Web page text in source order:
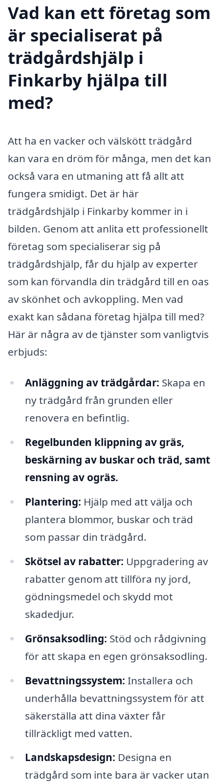
Vad kan ett företag som
är specialiserat på
trädgårdshjälp i
Finkarby hjälpa till
med?
Att ha en vacker och välskött trädgård
kan vara en dröm för många, men det kan
också vara en utmaning att få allt att
fungera smidigt. Det är här
trädgårdshjälp i Finkarby kommer in i
bilden. Genom att anlita ett professionellt
företag som specialiserar sig på
trädgårdshjälp, får du hjälp av experter
som kan förvandla din trädgård till en oas
av skönhet och avkoppling. Men vad
exakt kan sådana företag hjälpa till med?
Här är några av de tjänster som vanligtvis
erbjuds:
Anläggning av trädgårdar: Skapa en
ny trädgård från grunden eller
renovera en befintlig.
Regelbunden klippning av gräs,
beskärning av buskar och träd, samt
rensning av ogräs.
Plantering: Hjälp med att välja och
plantera blommor, buskar och träd
som passar din trädgård.
Skötsel av rabatter: Uppgradering av
rabatter genom att tillföra ny jord,
gödningsmedel och skydd mot
skadedjur.
Grönsaksodling: Stöd och rådgivning
för att skapa en egen grönsaksodling.
Bevattningssystem: Installera och
underhålla bevattningssystem för att
säkerställa att dina växter får
tillräckligt med vatten.
Landskapsdesign: Designa en
trädgård som inte bara är vacker utan